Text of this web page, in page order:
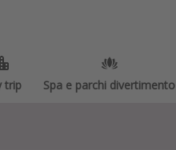
trip Spa e parchi divertimento